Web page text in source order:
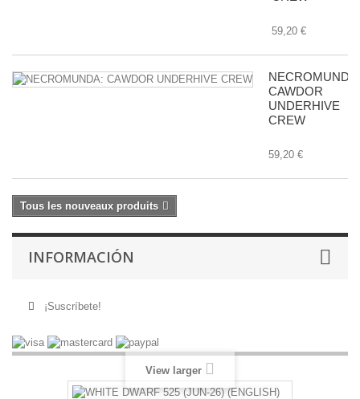
59,20 €
NECROMUNDA:
CAWDOR
UNDERHIVE
CREW
59,20 €
Tous les nouveaux produits
INFORMACIÓN
¡Suscríbete!
View larger